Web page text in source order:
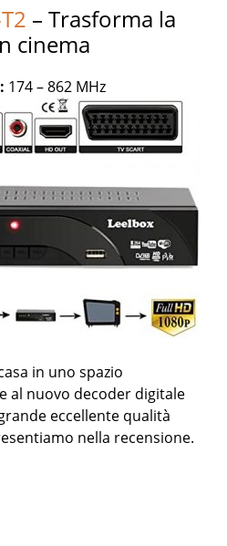
– Trasforma la
cinema
174 – 862 MHz
in uno spazio
al nuovo decoder digitale
eccellente qualità
nella recensione.